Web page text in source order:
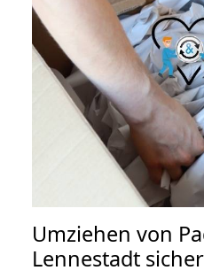
Umziehen von
Lennestadt